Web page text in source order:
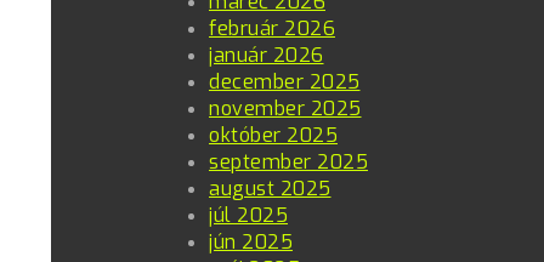
február 2026
január 2026
december 2025
november 2025
október 2025
september 2025
august 2025
júl 2025
jún 2025